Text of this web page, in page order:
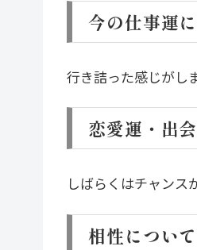
今の仕事運
行き詰った感じがし
恋愛運・出
しばらくはチャンス
相性につい